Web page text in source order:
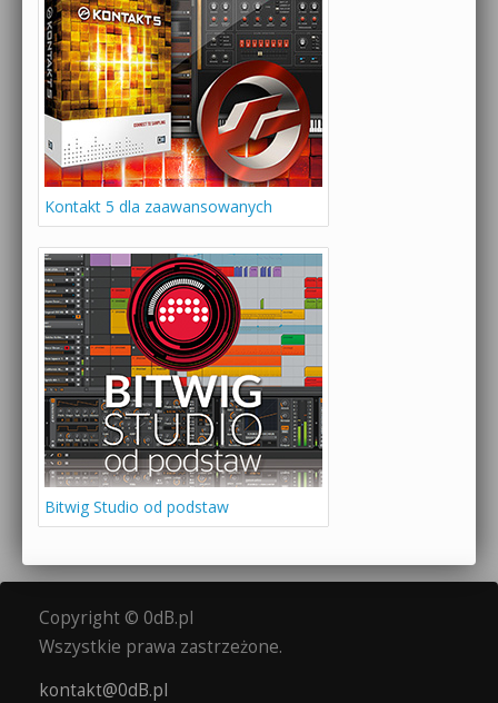
Kontakt 5 dla zaawansowanych
Bitwig Studio od podstaw
Copyright © 0dB.pl
Wszystkie prawa zastrzeżone.
kontakt@0dB.pl